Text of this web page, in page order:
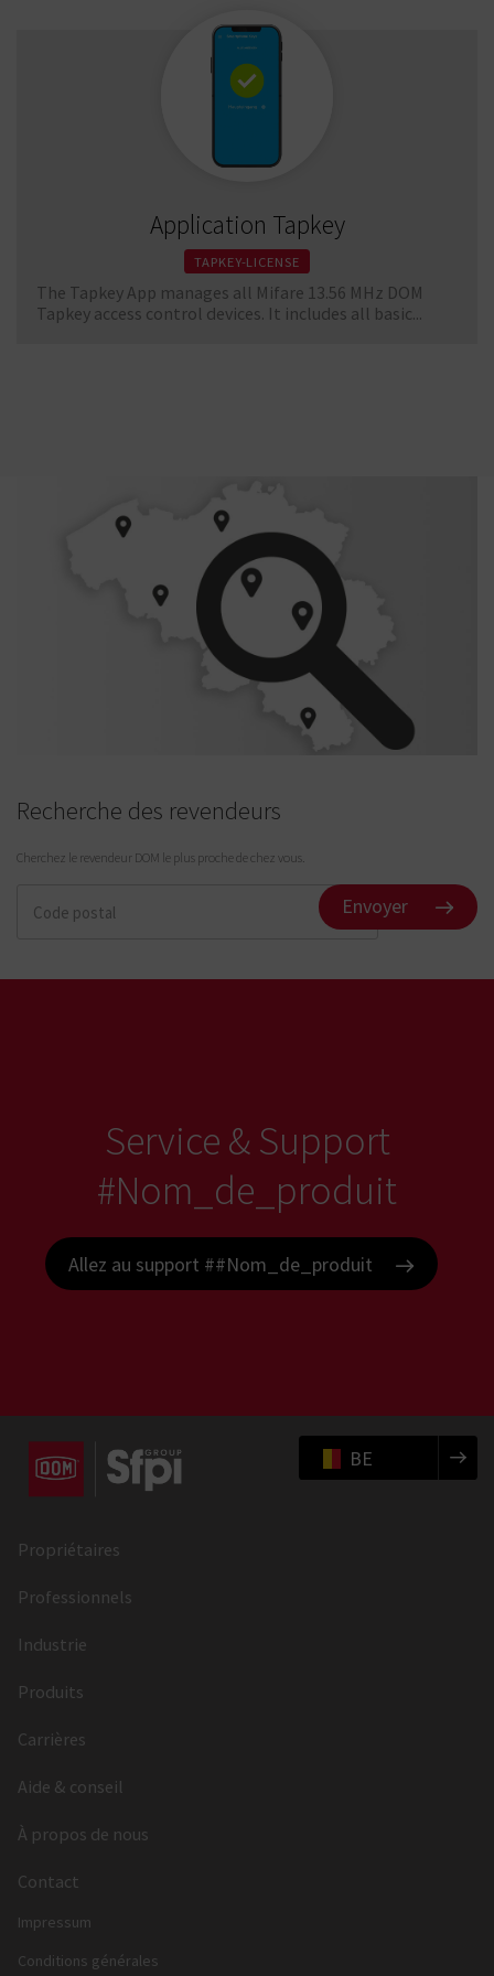
Application Tapkey
TAPKEY-LICENSE
The Tapkey App manages all Mifare 13.56 MHz DOM
Tapkey access control devices. It includes all basic...
Recherche des revendeurs
Cherchez le revendeur DOM le plus proche de chez vous.
Envoyer
Service & Support
#Nom_de_produit
Allez au support ##Nom_de_produit
BE
Propriétaires
Professionnels
Industrie
Produits
Carrières
Aide & conseil
À propos de nous
Contact
Impressum
Conditions générales